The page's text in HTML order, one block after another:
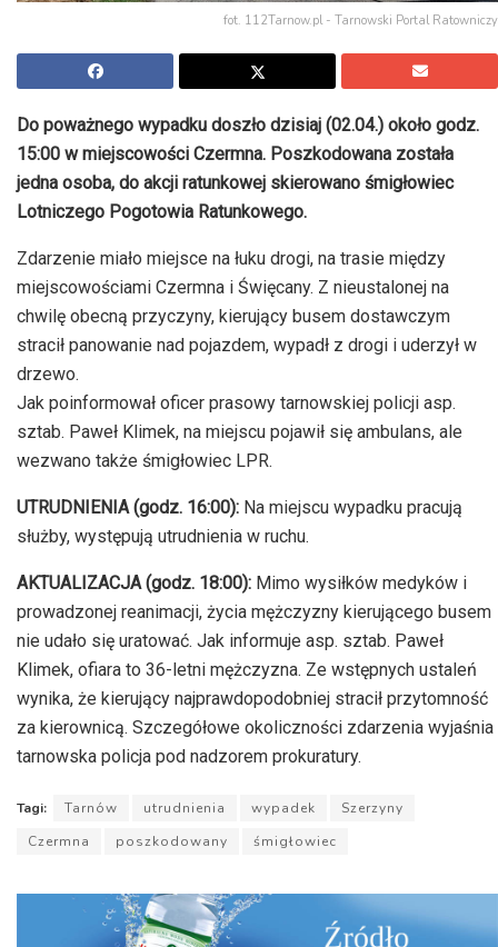
fot. 112Tarnow.pl - Tarnowski Portal Ratowniczy
Do poważnego wypadku doszło dzisiaj (02.04.) około godz.
15:00 w miejscowości Czermna. Poszkodowana została
jedna osoba, do akcji ratunkowej skierowano śmigłowiec
Lotniczego Pogotowia Ratunkowego.
Zdarzenie miało miejsce na łuku drogi, na trasie między
miejscowościami Czermna i Święcany. Z nieustalonej na
chwilę obecną przyczyny, kierujący busem dostawczym
stracił panowanie nad pojazdem, wypadł z drogi i uderzył w
drzewo.
Jak poinformował oficer prasowy tarnowskiej policji asp.
sztab. Paweł Klimek, na miejscu pojawił się ambulans, ale
wezwano także śmigłowiec LPR.
UTRUDNIENIA (godz. 16:00): Na miejscu wypadku pracują
służby, występują utrudnienia w ruchu.
AKTUALIZACJA (godz. 18:00): Mimo wysiłków medyków i
prowadzonej reanimacji, życia mężczyzny kierującego busem
nie udało się uratować. Jak informuje asp. sztab. Paweł
Klimek, ofiara to 36-letni mężczyzna. Ze wstępnych ustaleń
wynika, że kierujący najprawdopodobniej stracił przytomność
za kierownicą. Szczegółowe okoliczności zdarzenia wyjaśnia
tarnowska policja pod nadzorem prokuratury.
Tagi: Tarnów utrudnienia wypadek
Szerzyny
Czermna
poszkodowany śmigłowiec